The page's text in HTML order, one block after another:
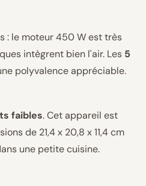
: le moteur 450 W est très
intègrent bien l'air. Les 5
polyvalence appréciable.
faibles. Cet appareil est
de 21,4 x 20,8 x 11,4 cm
une petite cuisine.